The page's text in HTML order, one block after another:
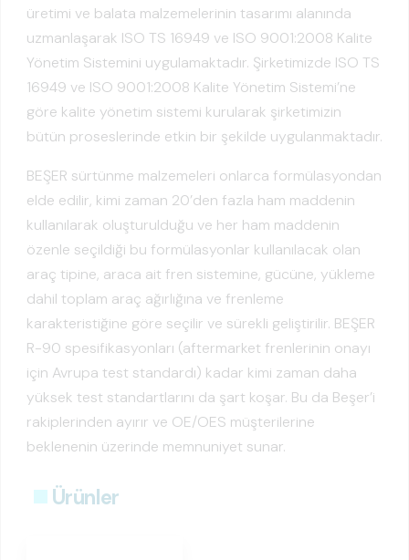
üretimi ve balata malzemelerinin tasarımı alanında
uzmanlaşarak ISO TS 16949 ve ISO 9001:2008 Kalite
Yönetim Sistemini uygulamaktadır. Şirketimizde ISO TS
16949 ve ISO 9001:2008 Kalite Yönetim Sistemi’ne
göre kalite yönetim sistemi kurularak şirketimizin
bütün proseslerinde etkin bir şekilde uygulanmaktadır.
BEŞER sürtünme malzemeleri onlarca formülasyondan
elde edilir, kimi zaman 20’den fazla ham maddenin
kullanılarak oluşturulduğu ve her ham maddenin
özenle seçildiği bu formülasyonlar kullanılacak olan
araç tipine, araca ait fren sistemine, gücüne, yükleme
dahil toplam araç ağırlığına ve frenleme
karakteristiğine göre seçilir ve sürekli geliştirilir. BEŞER
R-90 spesifikasyonları (aftermarket frenlerinin onayı
için Avrupa test standardı) kadar kimi zaman daha
yüksek test standartlarını da şart koşar. Bu da Beşer’i
rakiplerinden ayırır ve OE/OES müşterilerine
beklenenin üzerinde memnuniyet sunar.
Ürünler